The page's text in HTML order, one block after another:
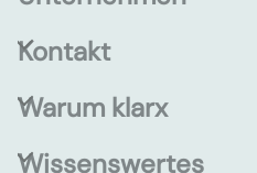
Kontakt
Warum klarx
Wissenswertes